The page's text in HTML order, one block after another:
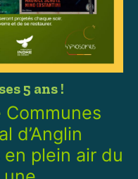
5 ans !
Communes
d’Anglin
plein air du